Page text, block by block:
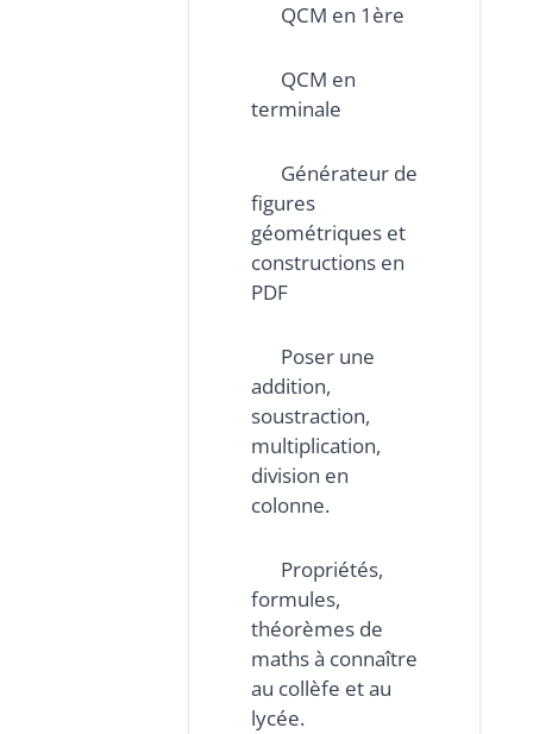
QCM en 1ère
QCM en
terminale
Générateur de
figures
géométriques et
constructions en
PDF
Poser une
addition,
soustraction,
multiplication,
division en
colonne.
Propriétés,
formules,
théorèmes de
maths à connaître
au collèfe et au
lycée.